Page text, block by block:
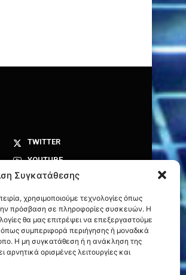
Συγκατάθεσης
χρησιμοποιούμε τεχνολογίες όπως
πρόσβαση σε πληροφορίες συσκευών. Η
θα μας επιτρέψει να επεξεργαστούμε
συμπεριφορά περιήγησης ή μοναδικά
Η μη συγκατάθεση ή η ανάκληση της
ορισμένες λειτουργίες και
TWITTER
YOUTUBE